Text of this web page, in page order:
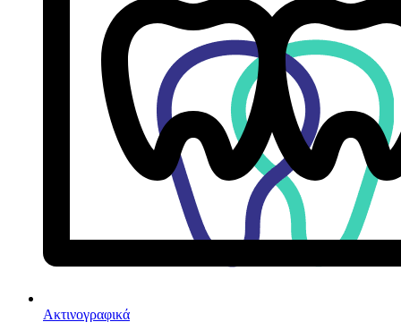
Ακτινογραφικά